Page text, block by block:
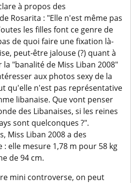
à propos des
Rosarita : "Elle n'est même pas
les filles font ce genre de
de quoi faire une fixation là-
peut-être jalouse (?) quant à
"banalité de Miss Liban 2008"
aux photos sexy de la
qu'elle n'est pas représentative
libanaise. Que vont penser
des Libanaises, si les reines
sont quelconques ?".
Miss Liban 2008 a des
elle mesure 1,78 m pour 58 kg
de 94 cm.
mini controverse, on peut